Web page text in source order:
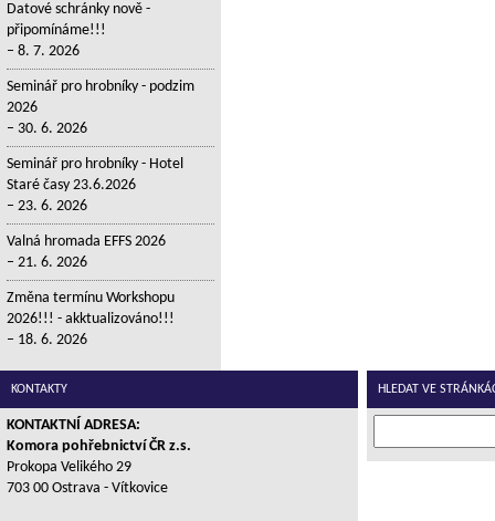
Datové schránky nově -
připomínáme!!!
8. 7. 2026
Seminář pro hrobníky - podzim
2026
30. 6. 2026
Seminář pro hrobníky - Hotel
Staré časy 23.6.2026
23. 6. 2026
Valná hromada EFFS 2026
21. 6. 2026
Změna termínu Workshopu
2026!!! - akktualizováno!!!
18. 6. 2026
KONTAKTY
KONTAKTNÍ ADRESA:
Komora pohřebnictví ČR z.s.
Prokopa Velikého 29
703 00 Ostrava - Vítkovice
HLEDAT VE